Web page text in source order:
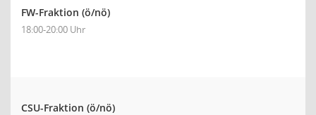
FW-Fraktion (ö/nö)
18:00-20:00 Uhr
CSU-Fraktion (ö/nö)